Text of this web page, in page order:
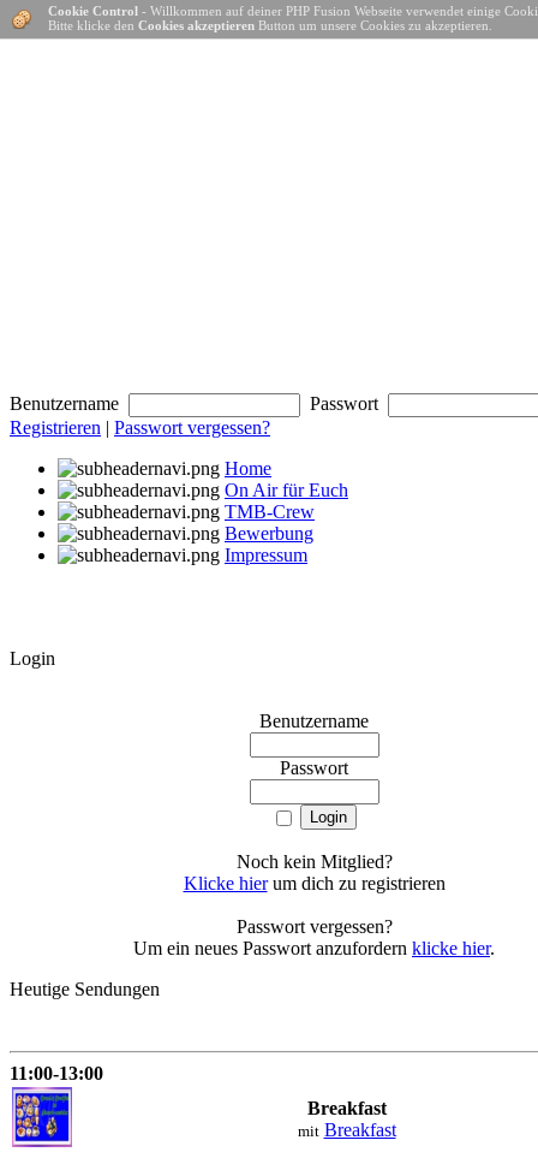
Benutzername
Passwort
Registrieren | Passwort vergessen?
Home
On Air für Euch
TMB-Crew
Bewerbung
Impressum
Login
Benutzername
Passwort
Noch kein Mitglied?
Klicke hierum dich zu registrieren
Passwort vergessen?
Um ein neues Passwort anzufordern klicke hier.
Heutige Sendungen
11:00-13:00
Breakfast
mit Breakfast
Cookie Control - Willkommen auf deiner PHP Fusion Webseite verwendet einige
Bitte klicke den Cookies akzeptieren Button um unsere Cookies zu akzeptieren.